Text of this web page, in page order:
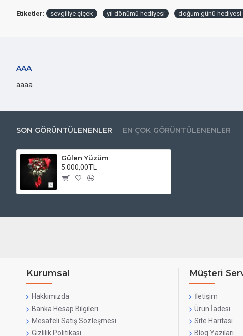
Etiketler: sevgiliye çiçek yıl dönümü hediyesi doğum günü hediyesi
AAA
aaaa
SON GÖRÜNTÜLENENLER EN ÇOK GÖRÜNTÜLENENLER
Gülen Yüzüm
5.000,00TL
Kurumsal
Hakkımızda
Banka Hesap Bilgileri
Mesafeli Satış Sözleşmesi
Gizlilik Politikası
Müşteri
İletişim
Ürün İadesi
Site Haritası
Blog Yazıları